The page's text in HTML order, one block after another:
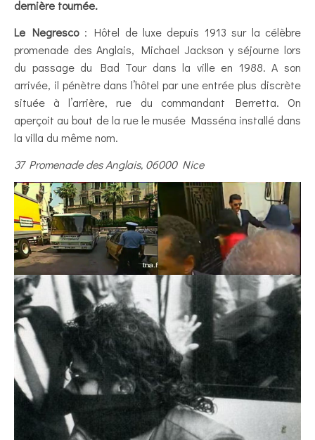
dernière tournée.
Le Negresco: Hôtel de luxe depuis 1913 sur la célèbre
promenade des Anglais, Michael Jackson y séjourne lors
du passage du Bad Tour dans la ville en 1988. A son
arrivée, il pénètre dans l’hôtel par une entrée plus discrète
située à l’arrière, rue du commandant Berretta. On
aperçoit au bout de la rue le musée Masséna installé dans
la villa du même nom.
37 Promenade des Anglais, 06000 Nice